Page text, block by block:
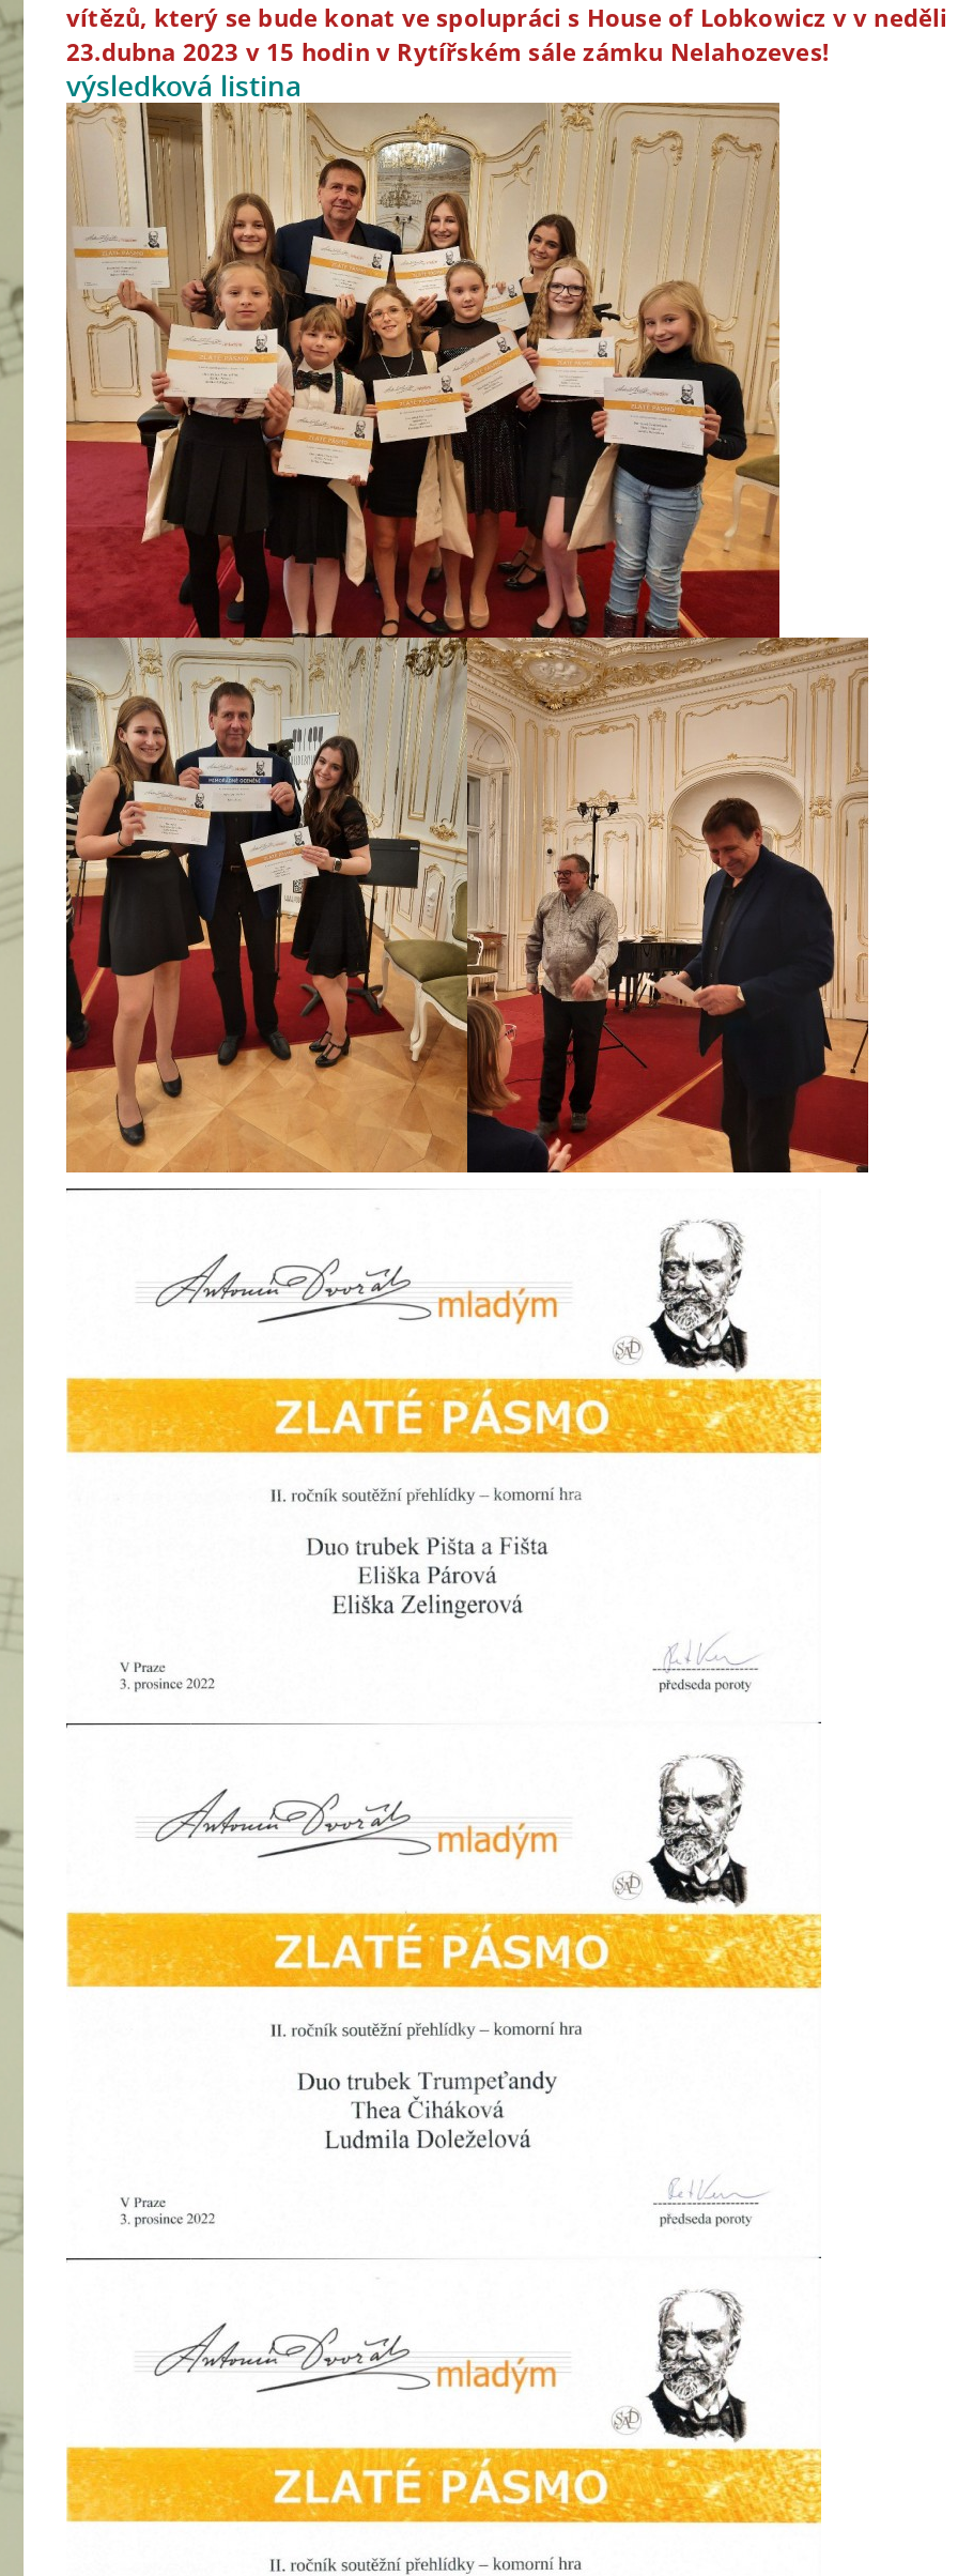
vítězů, který se bude konat ve spolupráci s House of Lobkowicz vv neděli
23.dubna 2023 v 15 hodin v Rytířském sále zámku Nelahozeves!
výsledková listina